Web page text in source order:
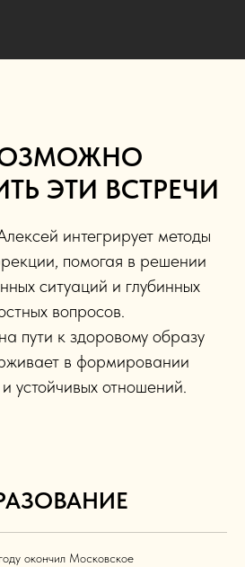
ЭТИ ВСТРЕЧИ
интегрирует методы
помогая в решении
ситуаций и глубинных
вопросов.
пути к здоровому образу
в формировании
устойчивых отношений.
окончил Московское